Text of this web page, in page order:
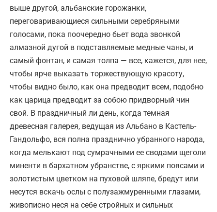
выше другой, альбанские горожанки,
переговаривающиеся сильными серебряными
голосами, пока поочередно бьет вода звонкой
алмазной дугой в подставляемые медные чаны, и
самый фонтан, и самая толпа — все, кажется, для нее,
чтобы ярче выказать торжествующую красоту,
чтобы видно было, как она предводит всем, подобно
как царица предводит за собою придворный чин
свой. В праздничный ли день, когда темная
древесная галерея, ведущая из Альбано в Кастель-
Гандольфо, вся полна празднично убранного народа,
когда мелькают под сумрачными ее сводами щеголи
миненти в бархатном убранстве, с яркими поясами и
золотистым цветком на пуховой шляпе, бредут или
несутся вскачь ослы с полузажмуренными глазами,
живописно неся на себе стройных и сильных